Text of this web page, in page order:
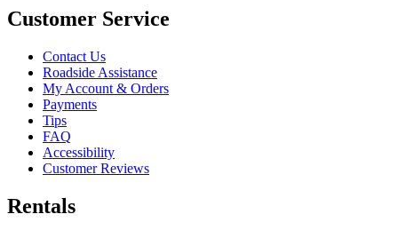
Customer Service
Contact Us
Roadside Assistance
My Account & Orders
Payments
Tips
FAQ
Accessibility
Customer Reviews
Rentals